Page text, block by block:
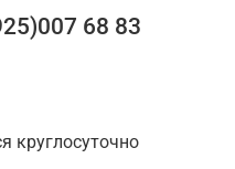
68 83
круглосуточно